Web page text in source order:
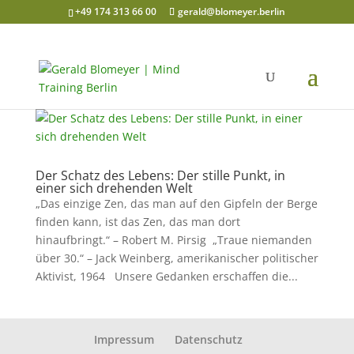
+49 174 313 66 00 gerald@blomeyer.berlin
Der Schatz des Lebens: Der stille Punkt, in
einer sich drehenden Welt
„Das einzige Zen, das man auf den Gipfeln der Berge
finden kann, ist das Zen, das man dort
hinaufbringt.“ – Robert M. Pirsig „Traue niemanden
über 30.“ – Jack Weinberg, amerikanischer politischer
Aktivist, 1964 Unsere Gedanken erschaffen die...
Impressum Datenschutz